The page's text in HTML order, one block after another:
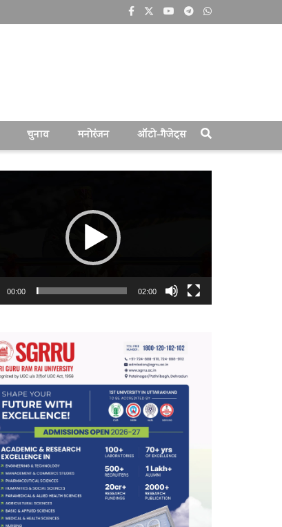
चुनाव मनोरंजन ऑटो-गैजेट्स
00:00 02:00